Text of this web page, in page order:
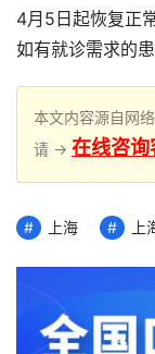
4月5日起恢复正
如有就诊需求的
本文内容源自网
请 → 在线咨询
上海 上